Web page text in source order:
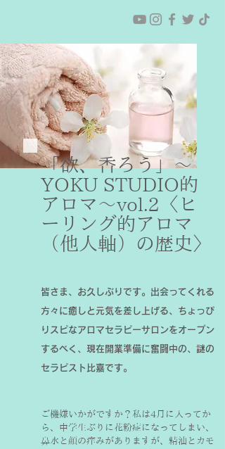
「欲、香ろう」〜
YOKU STUDIO的
アロマ〜vol.2〈ヒ
ーリング的アロマ
（他人軸）の歴史〉
皆さま、お久しぶりです。出会ってくれる
方々に癒しと元気を差し上げる、ちょっぴ
りスピなアロマセラピーサロンをオープン
するべく、現在開業準備に奮闘中の、謎の
セラピスト比嘉です。
ご機嫌いかがですか？私は4月に入ってか
ら、中学生ぶりに花粉症になってしまい、
鼻水と顔の痒みがありますが、精油とカモ